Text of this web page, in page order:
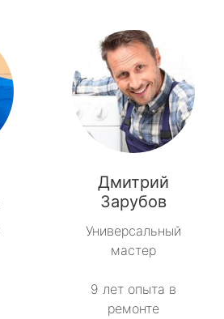
Дмитрий
Зарубов
Универсальный
мастер
9 лет опыта в
ремонте